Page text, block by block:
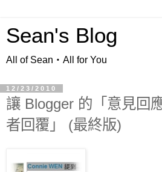
Sean's Blog
All of Sean‧All for You
12/23/2010
讓 Blogger 的「意見回
者回覆」 (最終版)